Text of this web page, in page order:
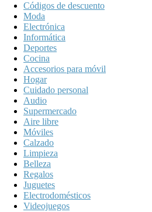
Códigos de descuento
Moda
Electrónica
Informática
Deportes
Cocina
Accesorios para móvil
Hogar
Cuidado personal
Audio
Supermercado
Aire libre
Móviles
Calzado
Limpieza
Belleza
Regalos
Juguetes
Electrodomésticos
Videojuegos